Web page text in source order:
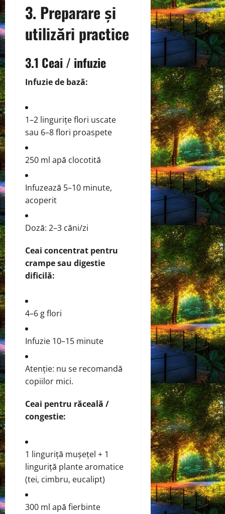
3. Preparare și
utilizări practice
3.1 Ceai / infuzie
Infuzie de bază:
1–2 lingurițe flori uscate
sau 6–8 flori proaspete
250 ml apă clocotită
Infuzează 5–10 minute,
acoperit
Doză: 2–3 căni/zi
Ceai concentrat pentru
crampe sau digestie
dificilă:
4–6 g flori
Infuzie 10–15 minute
Atenție: nu se recomandă
copiilor mici.
Ceai pentru răceală /
congestie:
1 linguriță mușețel + 1
linguriță plante aromatice
(tei, cimbru, eucalipt)
300 ml apă fierbinte